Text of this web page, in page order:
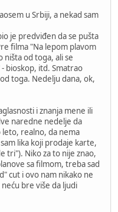
u Srbiji, a nekad sam
je predviđen da se pušta
filma "Na lepom plavom
ništa od toga, ali se
bioskop, itd. Smatrao
toga. Nedelju dana, ok,
i znanja mene ili
naredne nedelje da
leto, realno, da nema
lika koji prodaje karte,
tri"). Niko za to nije znao,
sa filmom, treba sad
cut i ovo nam nikako ne
bre više da ljudi